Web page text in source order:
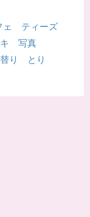
ェ ティーズ
キ 写真
り とり